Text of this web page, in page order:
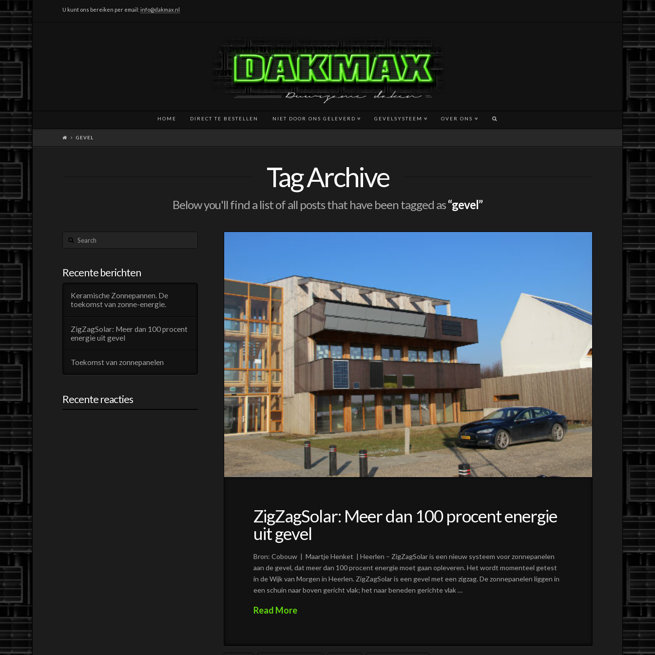
U kunt ons bereiken per email: info@dakmax.nl
HOME DIRECT TE BESTELLEN NIET DOOR ONS GELEVERD GEVELSYSTEEM OVER ONS
GEVEL
Tag Archive
Below you'll find a list of all posts that have been tagged as“gevel”
ZigZagSolar: Meer dan 100 procent energie
uit gevel
Bron: Cobouw | Maartje Henket | Heerlen – ZigZagSolar is een nieuw systeem voor zonnepanelen
aan de gevel, dat meer dan 100 procent energie moet gaan opleveren. Het wordt momenteel getest
in de Wijk van Morgen in Heerlen. ZigZagSolar is een gevel met een zigzag. De zonnepanelen liggen in
een schuin naar boven gericht vlak; het naar beneden gerichte vlak …
Read More
Search
Recente berichten
Keramische Zonnepannen. De
toekomst van zonne-energie.
ZigZagSolar: Meer dan 100 procent
energie uit gevel
Toekomst van zonnepanelen
Recente reacties